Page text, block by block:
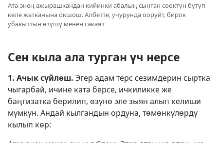
Ата-энең ажырашкандан кийинки абалың сынган сөөктүн бүтүп
келе жатканына окшош. Албетте, учурунда ооруйт, бирок
убакыттын өтүшү менен сакаят
Сен кыла ала турган үч нерсе
1. Ачык сүйлөш. Эгер адам терс сезимдерин сыртка
чыгарбай, ичине ката берсе, ичкиликке же
баңгизатка берилип, өзүнө эле зыян алып келиши
мүмкүн. Андай кылгандын ордуна, төмөнкүлөрдү
кылып көр: